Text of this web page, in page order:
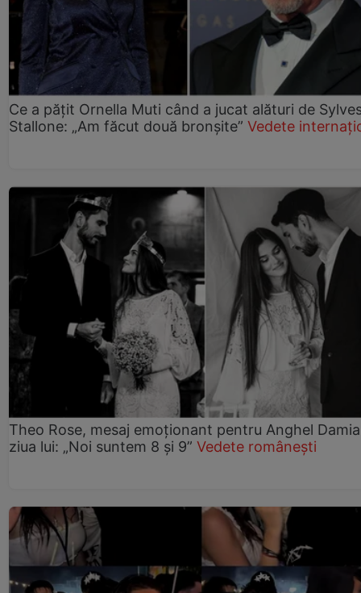
Ce a pățit Ornella Muti când a jucat alături de
Stallone: „Am făcut două bronșite” Vedete
Theo Rose, mesaj emoționant pentru Anghel
ziua lui: „Noi suntem 8 și 9” Vedete românești